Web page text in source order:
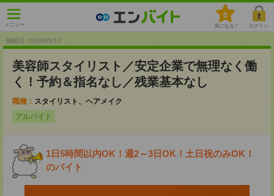
メニュー
0
気になる！ ログイン
掲載日 :2026/05/11
美容師スタイリスト／安定企業で無理なく働
く！予約＆指名なし／残業基本なし
職種： スタイリスト、ヘアメイク
アルバイト
1日5時間以内OK！週2～3日OK！土日祝のみOK！
のバイト